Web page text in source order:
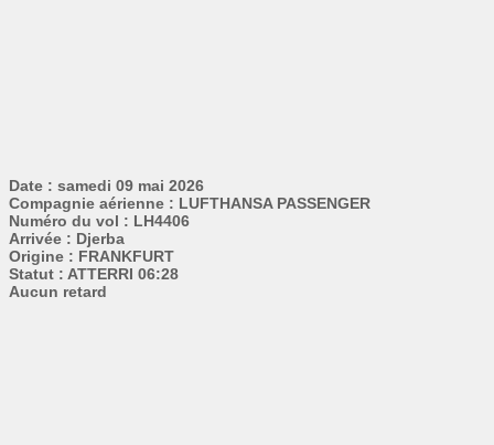
Date : samedi 09 mai 2026
Compagnie aérienne : LUFTHANSA PASSENGER
Numéro du vol : LH4406
Arrivée : Djerba
Origine : FRANKFURT
Statut : ATTERRI 06:28
Aucun retard